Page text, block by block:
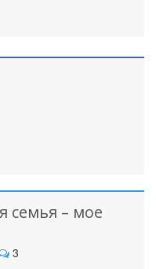
семья – мое
3